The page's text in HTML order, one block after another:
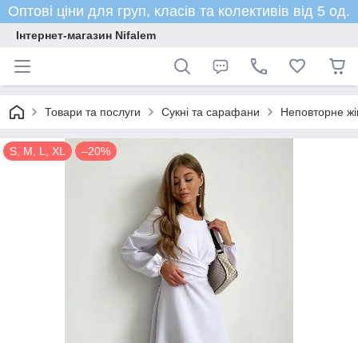
Оптові ціни для груп, класів та колективів від 5 од.
Інтернет-магазин Nifalem
Товари та послуги Сукні та сарафани Неповторне
S, M, L, XL –20%